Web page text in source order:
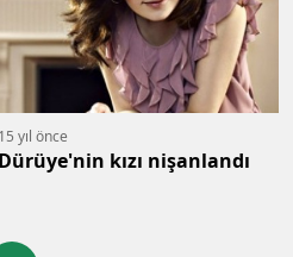
15 yıl önce
Dürüye'nin kızı nişanlandı